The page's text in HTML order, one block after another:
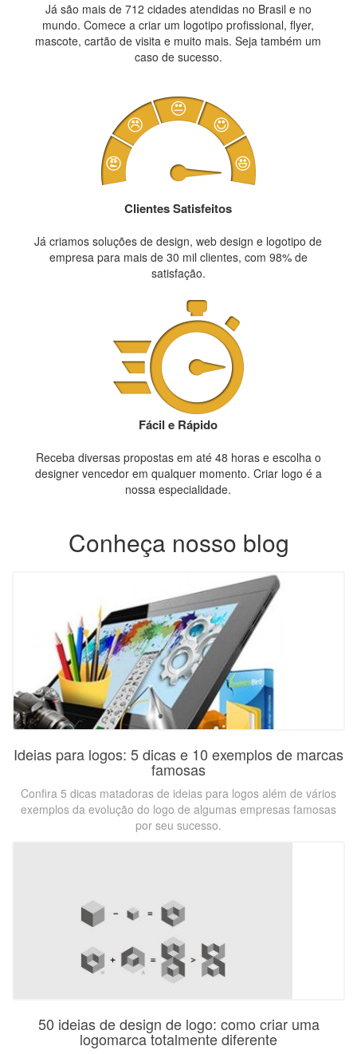
Já são mais de 712 cidades atendidas no Brasil e no
mundo. Comece a criar um logotipo profissional, flyer,
mascote, cartão de visita e muito mais. Seja também um
caso de sucesso.
Clientes Satisfeitos
Já criamos soluções de design, web design e logotipo de
empresa para mais de 30 mil clientes, com 98% de
satisfação.
Fácil e Rápido
Receba diversas propostas em até 48 horas e escolha o
designer vencedor em qualquer momento. Criar logo é a
nossa especialidade.
Conheça nosso blog
Ideias para logos: 5 dicas e 10 exemplos de marcas
famosas
Confira 5 dicas matadoras de ideias para logos além de vários
exemplos da evolução do logo de algumas empresas famosas
por seu sucesso.
50 ideias de design de logo: como criar uma
logomarca totalmente diferente